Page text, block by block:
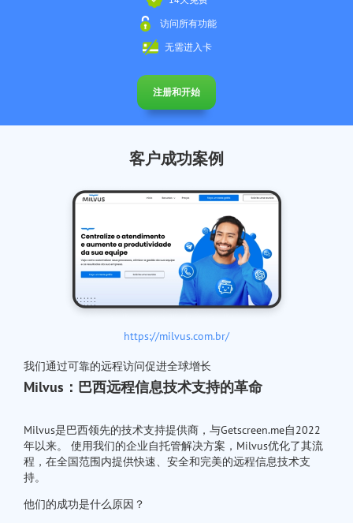
访问所有功能
无需进入卡
注册和开始
客户成功案例
https://milvus.com.br/
我们通过可靠的远程访问促进全球增长
Milvus：巴西远程信息技术支持的革命
Milvus是巴西领先的技术支持提供商，与Getscreen.me自2022
年以来。 使用我们的企业自托管解决方案，Milvus优化了其流
程，在全国范围内提供快速、安全和完美的远程信息技术支
持。
他们的成功是什么原因？